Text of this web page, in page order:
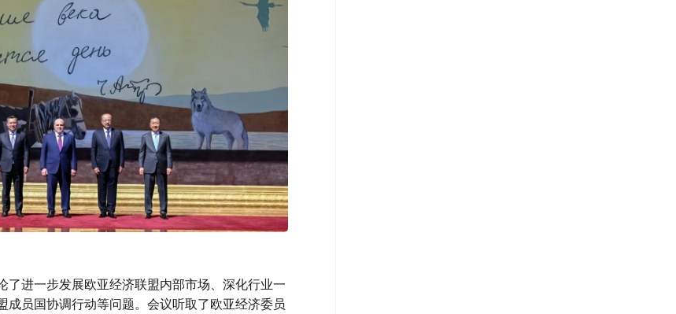
进一步发展欧亚经济联盟内部市场、深化行业一
员国协调行动等问题。会议听取了欧亚经济委员